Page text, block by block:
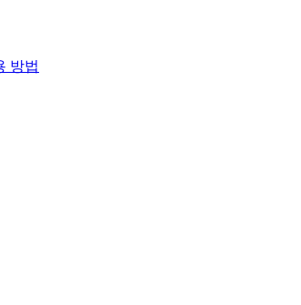
방법